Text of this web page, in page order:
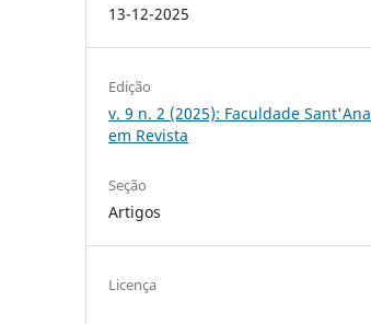
13-12-2025
Edição
v. 9 n. 2 (2025): Faculdade Sant'Ana
em Revista
Seção
Artigos
Licença